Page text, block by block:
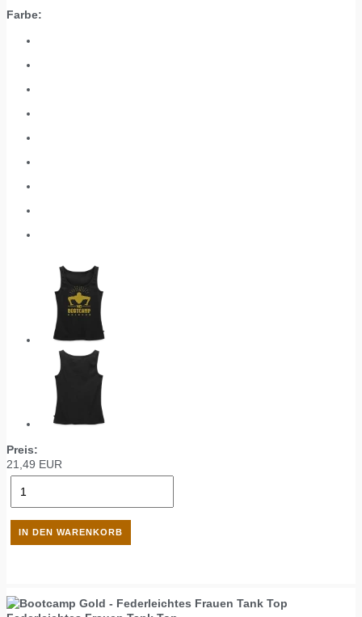
Farbe:
Preis:
21,49 EUR